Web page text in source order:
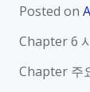
r
Posted on
Chapter 6
Chapter 주